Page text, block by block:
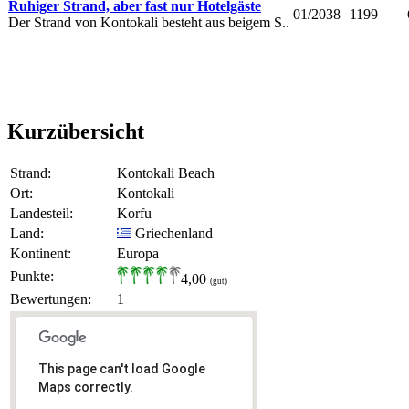
Ruhiger Strand, aber fast nur Hotelgäste
Der Strand von Kontokali besteht aus beigem S..
01/2038 1199
Kurzübersicht
Strand:
Kontokali Beach
Ort:
Kontokali
Landesteil:
Korfu
Land:
Griechenland
Kontinent:
Europa
Punkte:
4,00 (gut)
Bewertungen: 1
This page can't load Google
Maps correctly.